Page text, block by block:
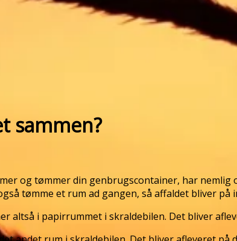
sammen?
og tømmer din genbrugscontainer, har
tømme et rum ad gangen, så affaldet bliver
altså i papirrummet i skraldebilen. Det bliver